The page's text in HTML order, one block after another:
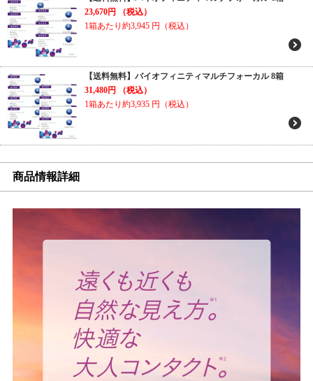
23,670円
（税込）
1箱あたり約3,945 円（税込）
【送料無料】バイオフィニティマルチフォーカル 8箱
31,480円
（税込）
1箱あたり約3,935 円（税込）
商品情報詳細